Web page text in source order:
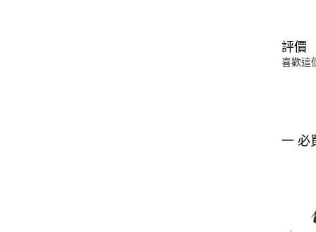
評價
喜歡這
一 必